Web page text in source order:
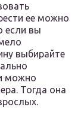
ее можно
если вы
выбирайте
можно
Тогда она